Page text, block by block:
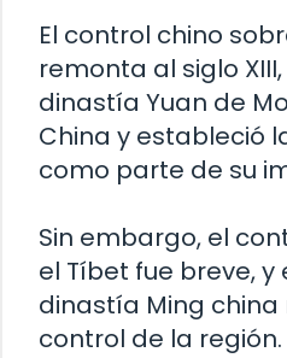
El control chino
remonta al siglo
dinastía Yuan de
China y estableció
como parte de su
Sin embargo, el
el Tíbet fue breve, y
dinastía Ming china
control de la región.